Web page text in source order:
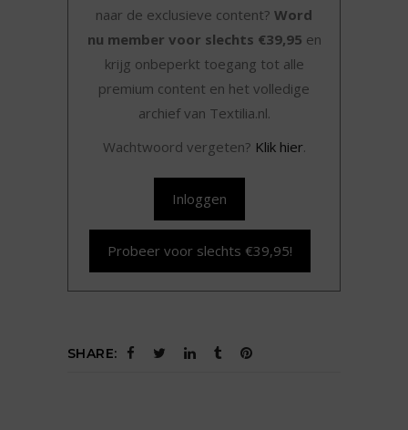
naar de exclusieve content? Word
nu member voor slechts €39,95 en
krijg onbeperkt toegang tot alle
premium content en het volledige
archief van Textilia.nl.
Wachtwoord vergeten? Klik hier.
Inloggen
Probeer voor slechts €39,95!
SHARE: